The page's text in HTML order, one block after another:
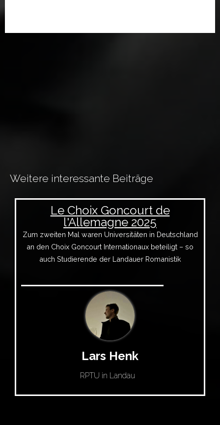
Weitere interessante Beiträge
Le Choix Goncourt de
l'Allemagne 2025
Zum zweiten Mal waren Universitäten in Deutschland
an den Choix Goncourt Internationaux beteiligt – so
auch Studierende der Landauer Romanistik
Lars Henk
RPTU in Landau